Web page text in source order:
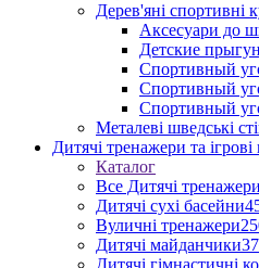
Дерев'яні спортивні
Аксесуари до
Детские
Спортивный
Спортивный
Спортивный
Металеві шведські
Дитячі тренажери та
Каталог
Все Дитячі
Дитячі сухі басейни
Вуличні тренажери
Дитячі майданчики
Дитячі гімнастичні